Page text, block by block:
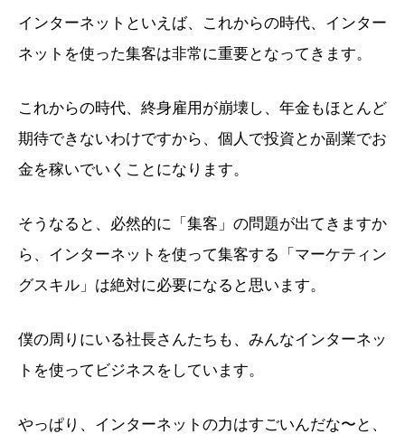
インターネットといえば、これからの時代、インター
ネットを使った集客は非常に重要となってきます。
これからの時代、終身雇用が崩壊し、年金もほとんど
期待できないわけですから、個人で投資とか副業でお
金を稼いでいくことになります。
そうなると、必然的に「集客」の問題が出てきますか
ら、インターネットを使って集客する「マーケティン
グスキル」は絶対に必要になると思います。
僕の周りにいる社長さんたちも、みんなインターネッ
トを使ってビジネスをしています。
やっぱり、インターネットの力はすごいんだな〜と、